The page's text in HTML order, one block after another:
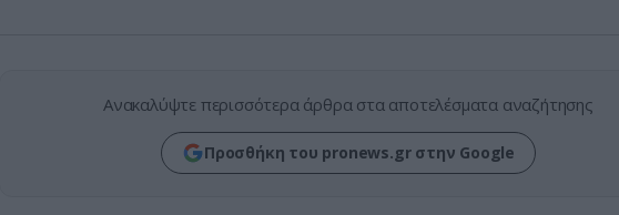
Ανακαλύψτε περισσότερα άρθρα στα αποτελέσματα αναζήτησης
Προσθήκη του pronews.gr στην Google